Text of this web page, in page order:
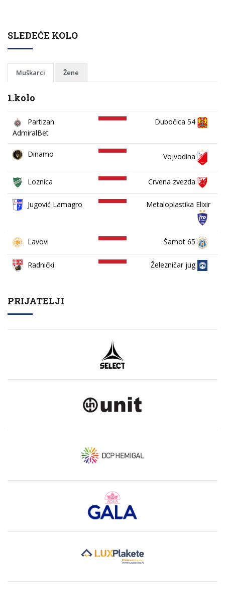
SLEDEĆE KOLO
Muškarci Žene
1.kolo
Partizan
AdmiralBet
Dubočica 54
Dinamo Vojvodina
Loznica Crvena zvezda
Jugović Lamagro Metaloplastika Elixir
Lavovi Šamot 65
Radnički Železničar jug
PRIJATELJI